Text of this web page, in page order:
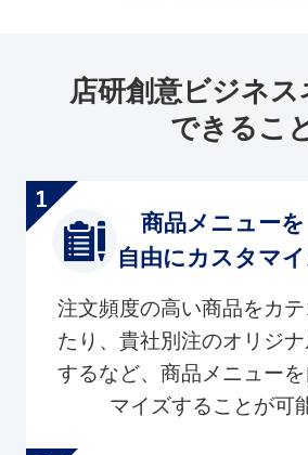
店研創意ビジネ
できるこ
商品メニューを
自由にカスタマ
注文頻度の高い商品をカ
たり、貴社別注のオリジ
するなど、商品メニュー
マイズすることが可